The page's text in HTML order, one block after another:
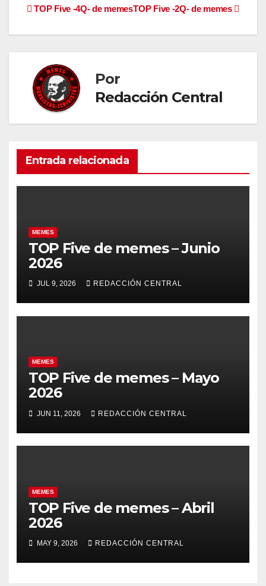
Navegación
de
entradas
TOP Five -2Q- de memes
TOP Five -4Q- de memes
Por
Redacción Central
Entrada relacionada
MEMES
TOP Five de memes – Junio
2026
JUL 9, 2026 REDACCIÓN CENTRAL
MEMES
TOP Five de memes – Mayo
2026
JUN 11, 2026 REDACCIÓN CENTRAL
MEMES
TOP Five de memes – Abril
2026
MAY 9, 2026 REDACCIÓN CENTRAL